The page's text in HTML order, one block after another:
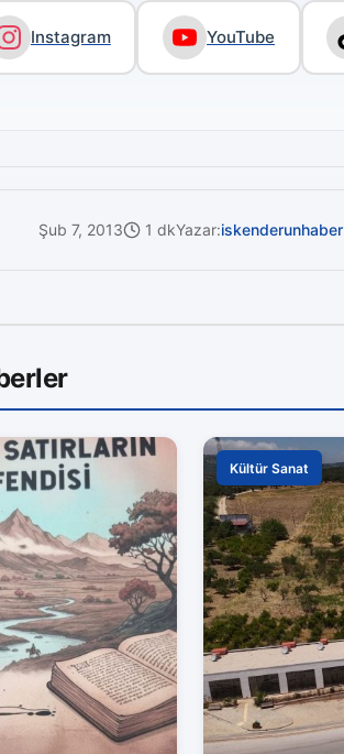
Instagram YouTube
Şub 7, 2013 1 dkYazar:iskenderunhaber
Kültür Sanat